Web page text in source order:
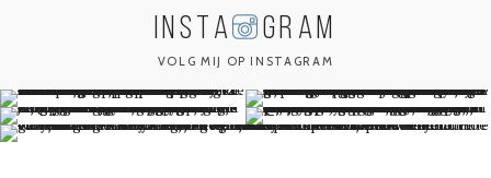
INSTA GRAM
VOLG MIJ OP INSTAGRAM